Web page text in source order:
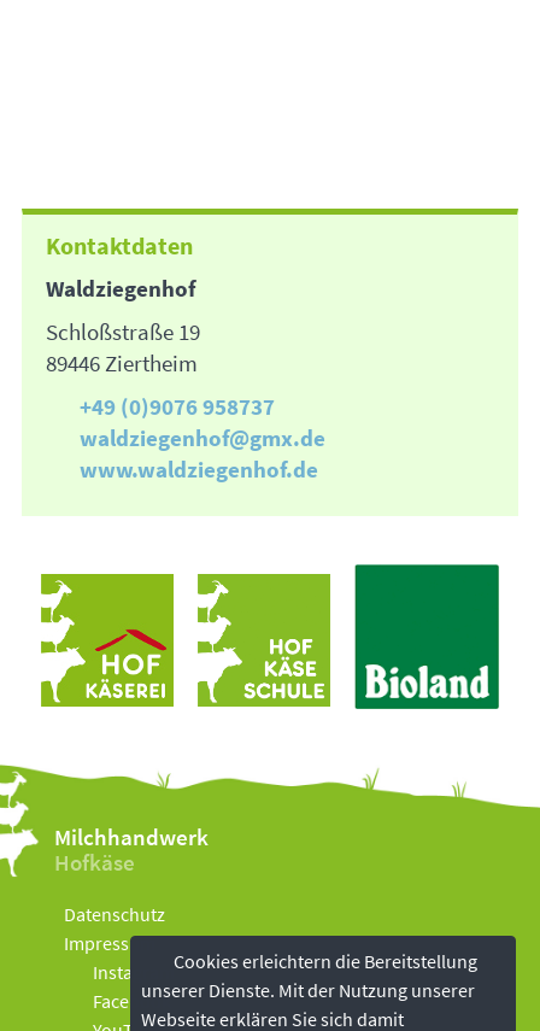
Kontaktdaten
Waldziegenhof
Schloßstraße 19
89446 Ziertheim
+49 (0)9076 958737
waldziegenhof@gmx.de
www.waldziegenhof.de
Cookies erleichtern die Bereitstellung
unserer Dienste. Mit der Nutzung unserer
Webseite erklären Sie sich damit
Milchhandwerk
Hofkäse
Datenschutz
Impressum
Instagram
Facebook